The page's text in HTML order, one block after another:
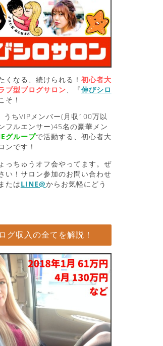
くなる、続けられる！ 初心者大
ブ型ブログサロン 、『伸びシロ
そ！
うちVIPメンバー(月収100万以
フルエンサー)45名の豪華メン
グループで活動する、初心者大
ンです！
っちゅうオフ会やってます。ぜ
い！サロン参加のお問い合わせ
またはLINE@からお気軽にどう
グ収入の全てを解説！